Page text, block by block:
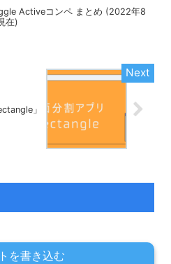
Activeコンペ まとめ (2022年8
在)
」
を書き込む